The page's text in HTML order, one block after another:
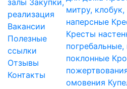
залы Закупки,
реализация
Вакансии
Полезные
ссылки
Отзывы
Контакты
митру,
наперсные
Кресты
поклонные
омовения